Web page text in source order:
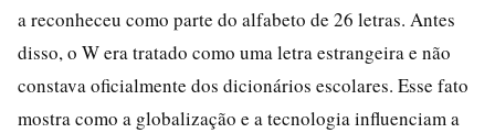
a reconheceu como parte do alfabeto de 26 letras. Antes
disso, o W era tratado como uma letra estrangeira e não
constava oficialmente dos dicionários escolares. Esse fato
mostra como a globalização e a tecnologia influenciam a